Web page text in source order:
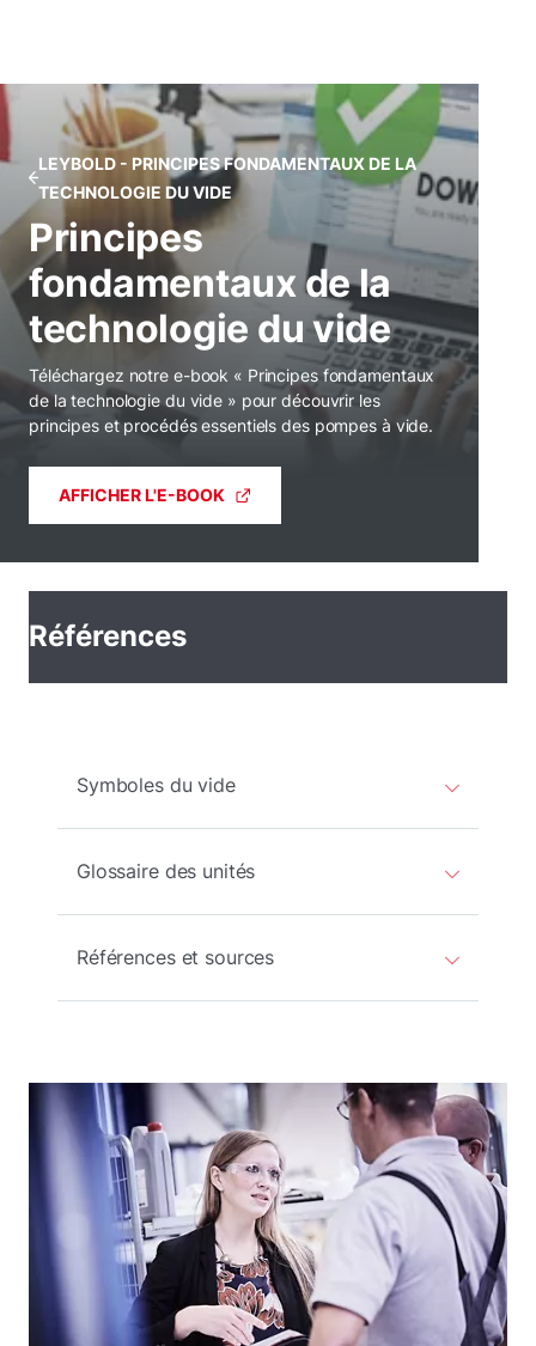
LEYBOLD - PRINCIPES FONDAMENTAUX DE LA
TECHNOLOGIE DU VIDE
Principes
fondamentaux de la
technologie du vide
Téléchargez notre e-book « Principes fondamentaux
de la technologie du vide » pour découvrir les
principes et procédés essentiels des pompes à vide.
AFFICHER L'E-BOOK
Références
Symboles du vide
Glossaire des unités
Références et sources